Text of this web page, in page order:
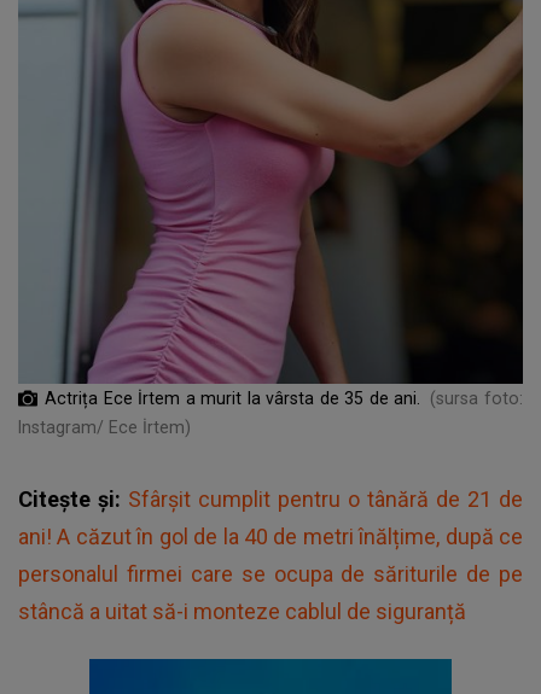
Actrița Ece İrtem a murit la vârsta de 35 de ani.
(sursa foto:
Instagram/ Ece İrtem)
Citește și: Sfârșit cumplit pentru o tânără de 21 de
ani! A căzut în gol de la 40 de metri înălțime, după ce
personalul firmei care se ocupa de săriturile de pe
stâncă a uitat să-i monteze cablul de siguranță